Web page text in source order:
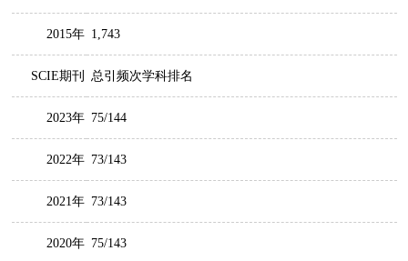
2015年 1,743
SCIE期刊 总引频次学科排名
2023年 75/144
2022年 73/143
2021年 73/143
2020年 75/143